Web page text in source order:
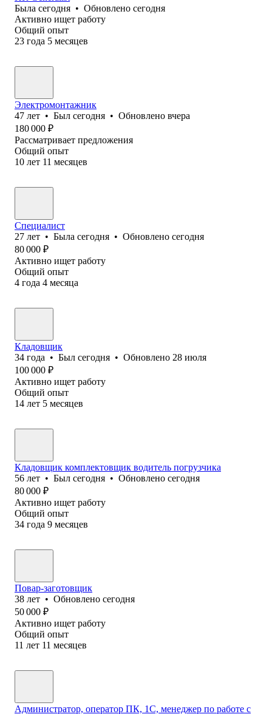
Была сегодня • Обновлено сегодня
Активно ищет работу
Общий опыт
23 года 5 месяцев
Электромонтажник
47 лет • Был сегодня • Обновлено вчера
180 000 ₽
Рассматривает предложения
Общий опыт
10 лет 11 месяцев
Специалист
27 лет • Была сегодня • Обновлено сегодня
80 000 ₽
Активно ищет работу
Общий опыт
4 года 4 месяца
Кладовщик
34 года • Был сегодня • Обновлено 28 июля
100 000 ₽
Активно ищет работу
Общий опыт
14 лет 5 месяцев
Кладовщик комплектовщик водитель погрузчика
56 лет • Был сегодня • Обновлено сегодня
80 000 ₽
Активно ищет работу
Общий опыт
34 года 9 месяцев
Повар-заготовщик
38 лет • Обновлено сегодня
50 000 ₽
Активно ищет работу
Общий опыт
11 лет 11 месяцев
Администратор, оператор ПК, 1С, менеджер по работе с